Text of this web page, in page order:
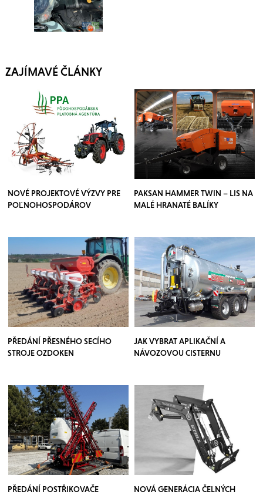
ZAJÍMAVÉ ČLÁNKY
NOVÉ PROJEKTOVÉ VÝZVY PRE
POĽNOHOSPODÁROV
PAKSAN HAMMER TWIN – LIS NA
MALÉ HRANATÉ BALÍKY
PŘEDÁNÍ PŘESNÉHO SECÍHO
STROJE OZDOKEN
JAK VYBRAT APLIKAČNÍ A
NÁVOZOVOU CISTERNU
PŘEDÁNÍ POSTŘIKOVAČE
NOVÁ GENERÁCIA ČELNÝCH